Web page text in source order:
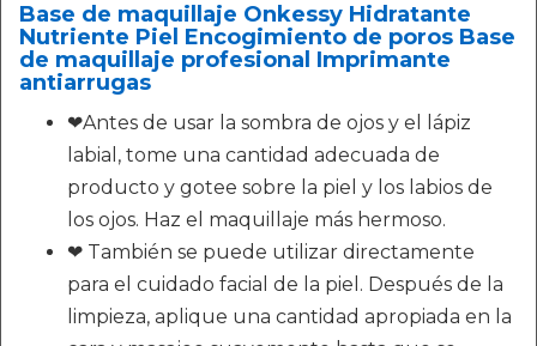
Base de maquillaje Onkessy Hidratante
Nutriente Piel Encogimiento de poros Base
de maquillaje profesional Imprimante
antiarrugas
❤Antes de usar la sombra de ojos y el lápiz
labial, tome una cantidad adecuada de
producto y gotee sobre la piel y los labios de
los ojos. Haz el maquillaje más hermoso.
❤ También se puede utilizar directamente
para el cuidado facial de la piel. Después de la
limpieza, aplique una cantidad apropiada en la